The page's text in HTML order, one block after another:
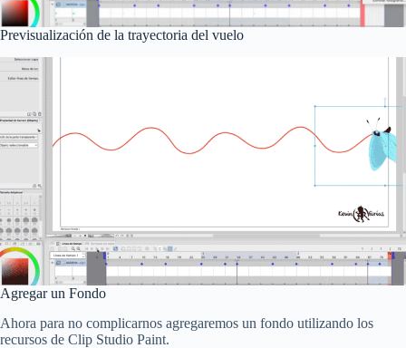
Previsualización de la trayectoria del vuelo
Agregar un Fondo
Ahora para no complicarnos agregaremos un fondo utilizando los
recursos de Clip Studio Paint.